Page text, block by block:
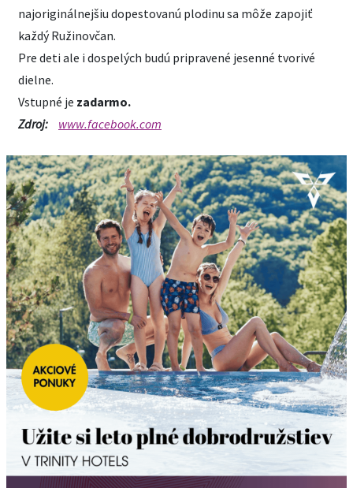
najoriginálnejšiu dopestovanú plodinu sa môže zapojiť
každý Ružinovčan.
Pre deti ale i dospelých budú pripravené jesenné tvorivé
dielne.
Vstupné je zadarmo.
Zdroj:
www.facebook.com